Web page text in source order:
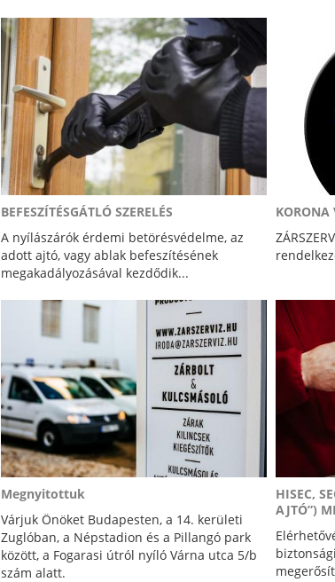
BEFESZÍTÉSGÁTLÓ SZERELÉS
A nyílászárók érdemi betörésvédelme, az
adott ajtó, vagy ablak befeszítésének
megakadályozásával kezdődik...
KORONA
Megnyitottuk
Várjuk Önöket Budapesten, a 14. kerületi
Zuglóban, a Népstadion és a Pillangó park
között, a Fogarasi útról nyíló Várna utca 5/b
szám alatt.
HISEC,
AJTÓ”)